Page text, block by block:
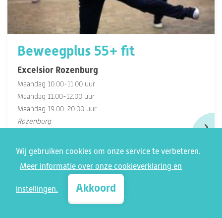
Beweegplus 55+ fit
Excelsior Rozenburg
Maandag 10.00-11.00 uur
Maandag 11.00-12.00 uur
Maandag 19.00-20.00 uur
Rozenburg
Wij gebruiken cookies om onze service te verbeteren.
Meer informatie over onze cookieverklaring en
instellingen. Akkoord